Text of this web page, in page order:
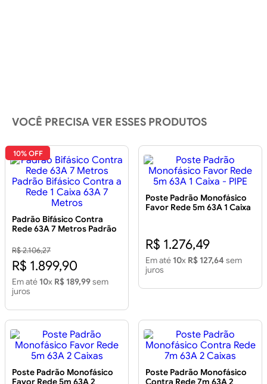
VOCÊ PRECISA VER ESSES PRODUTOS
10% OFF
Padrão Bifásico Contra
Rede 63A 7 Metros Padrão
Caixa 63A 7 Metros
R$ 2.106,27
R$ 1.899,90
Em até 10x R$ 189,99sem
juros
Poste Padrão Monofásico
Favor Rede 5m 63A 1 Caixa
R$ 1.276,49
Em até 10x R$ 127,64 sem
juros
Poste Padrão Monofásico
Poste Padrão Monofásico